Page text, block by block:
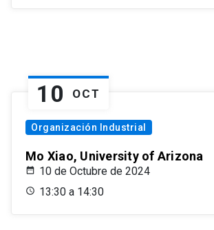
10 OCT
Organización Industrial
Mo Xiao, University of Arizona
10 de Octubre de 2024
13:30 a 14:30